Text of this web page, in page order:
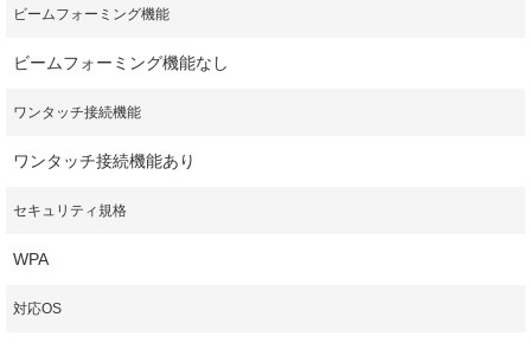
ビームフォーミング機能
ビームフォーミング機能なし
ワンタッチ接続機能
ワンタッチ接続機能あり
セキュリティ規格
WPA
対応OS